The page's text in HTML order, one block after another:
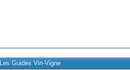
Les Guides Vin-Vigne